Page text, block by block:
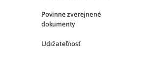
Povinne zverejnené
dokumenty
Udržateľnosť